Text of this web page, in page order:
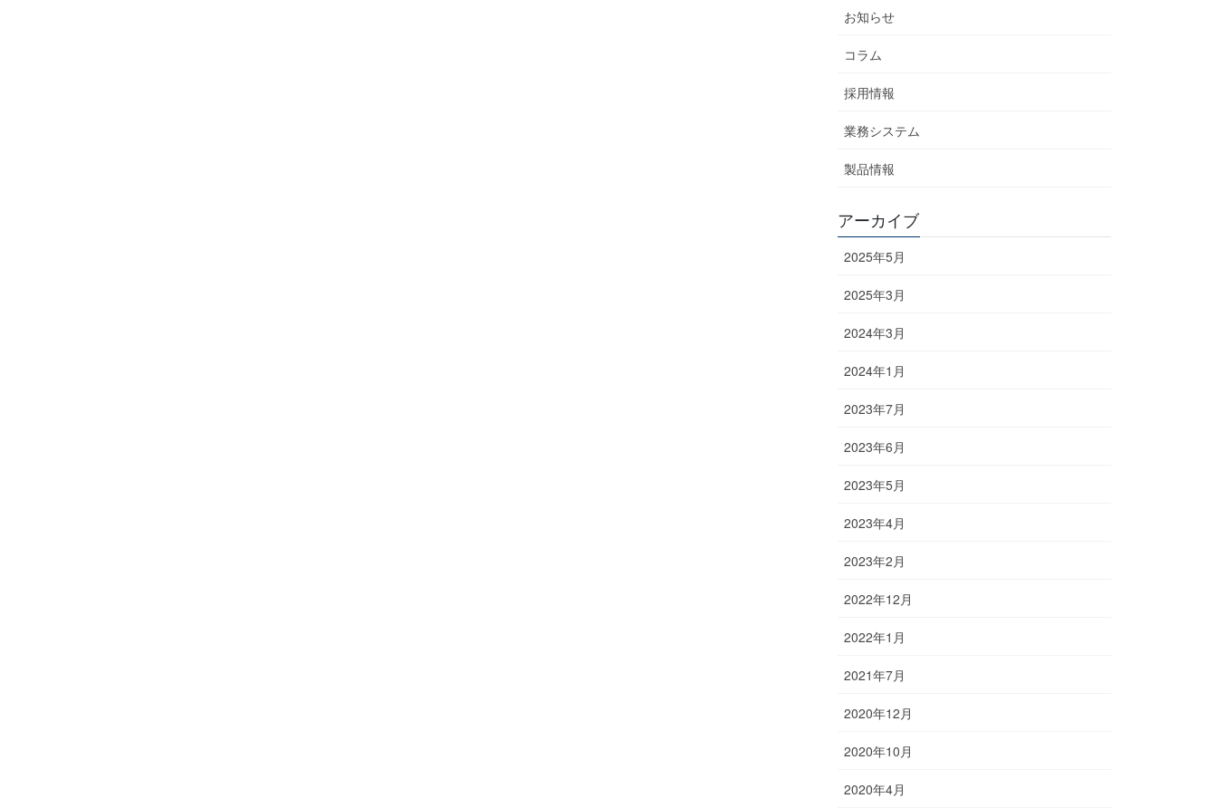
お知らせ
コラム
採用情報
業務システム
製品情報
アーカイブ
2025年5月
2025年3月
2024年3月
2024年1月
2023年7月
2023年6月
2023年5月
2023年4月
2023年2月
2022年12月
2022年1月
2021年7月
2020年12月
2020年10月
2020年4月